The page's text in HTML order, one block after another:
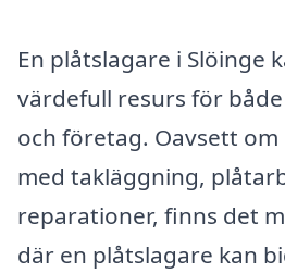
En plåtslagare i Slöinge
värdefull resurs för
och företag. Oavsett
med takläggning,
reparationer, finns det
där en plåtslagare kan